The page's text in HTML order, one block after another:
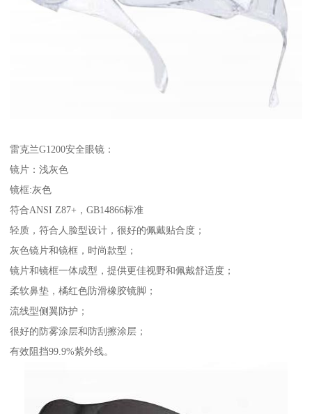
雷克兰G1200安全眼镜：
镜片：浅灰色
镜框:灰色
符合ANSI Z87+，GB14866标准
轻质，符合人脸型设计，很好的佩戴贴合度；
灰色镜片和镜框，时尚款型；
镜片和镜框一体成型，提供更佳视野和佩戴舒适度；
柔软鼻垫，橘红色防滑橡胶镜脚；
流线型侧翼防护；
很好的防雾涂层和防刮擦涂层；
有效阻挡99.9%紫外线。